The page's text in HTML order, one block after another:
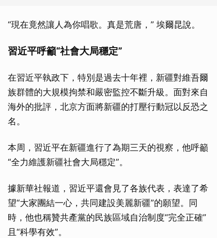
“現在竟然讓人為你唱歌。真是荒唐，” 埃爾昆說。
習近平呼籲“社會大局穩定”
在習近平執政下，特別是過去十年裡，新疆對維吾爾
族群體的大規模拘禁和嚴密監控不斷升級。面對來自
海外的批評，北京方面將新疆的打壓行動冠以反恐之
名。
本周，習近平在新疆進行了為期三天的視察，他呼籲
“全力維護新疆社會大局穩定”。
據新華社報道，習近平還會見了各族代表，表達了希
望“大家團結一心，共同建設美麗新疆”的願望。同
時，他也稱贊共產黨的民族區域自治制度“完全正確”
且“科學有效”。